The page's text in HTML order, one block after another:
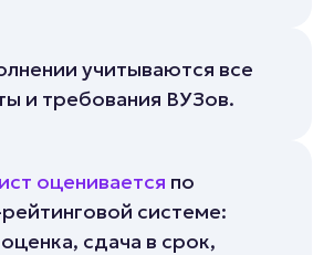
учитываются все
и требования ВУЗов.
оценивается по
системе:
сдача в срок,